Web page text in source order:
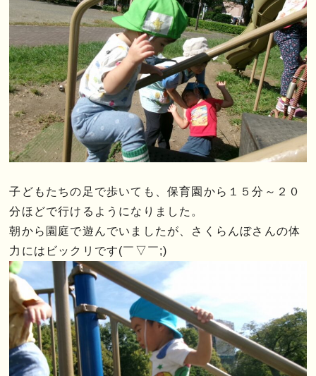
子どもたちの足で歩いても、保育園から１５分～２０
分ほどで行けるようになりました。
朝から園庭で遊んでいましたが、さくらんぼさんの体
力にはビックリです(￣▽￣;)